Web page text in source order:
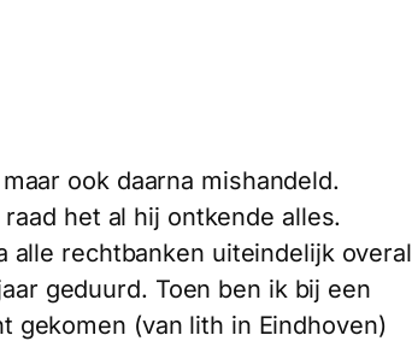
ook daarna mishandeld.
het al hij ontkende alles.
alle rechtbanken uiteindelijk overal
geduurd. Toen ben ik bij een
gekomen (van lith in Eindhoven)